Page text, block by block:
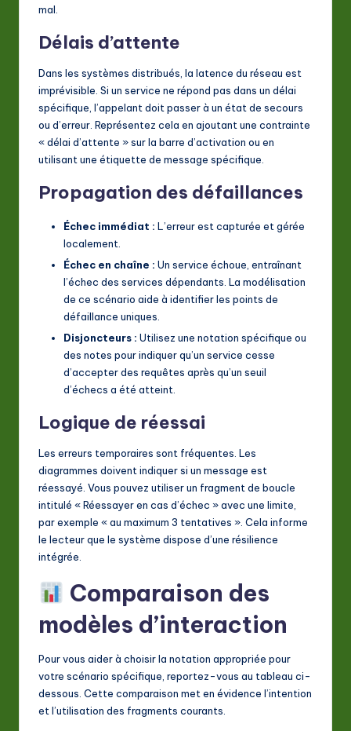
mal.
Délais d’attente
Dans les systèmes distribués, la latence du réseau est
imprévisible. Si un service ne répond pas dans un délai
spécifique, l’appelant doit passer à un état de secours
ou d’erreur. Représentez cela en ajoutant une contrainte
« délai d’attente » sur la barre d’activation ou en
utilisant une étiquette de message spécifique.
Propagation des défaillances
Échec immédiat : L’erreur est capturée et gérée
localement.
Échec en chaîne : Un service échoue, entraînant
l’échec des services dépendants. La modélisation
de ce scénario aide à identifier les points de
défaillance uniques.
Disjoncteurs : Utilisez une notation spécifique ou
des notes pour indiquer qu’un service cesse
d’accepter des requêtes après qu’un seuil
d’échecs a été atteint.
Logique de réessai
Les erreurs temporaires sont fréquentes. Les
diagrammes doivent indiquer si un message est
réessayé. Vous pouvez utiliser un fragment de boucle
intitulé « Réessayer en cas d’échec » avec une limite,
par exemple « au maximum 3 tentatives ». Cela informe
le lecteur que le système dispose d’une résilience
intégrée.
Comparaison des
modèles d’interaction
Pour vous aider à choisir la notation appropriée pour
votre scénario spécifique, reportez-vous au tableau ci-
dessous. Cette comparaison met en évidence l’intention
et l’utilisation des fragments courants.